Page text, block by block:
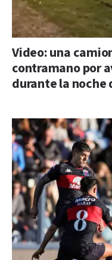
Video: una
contramano por
durante la noche